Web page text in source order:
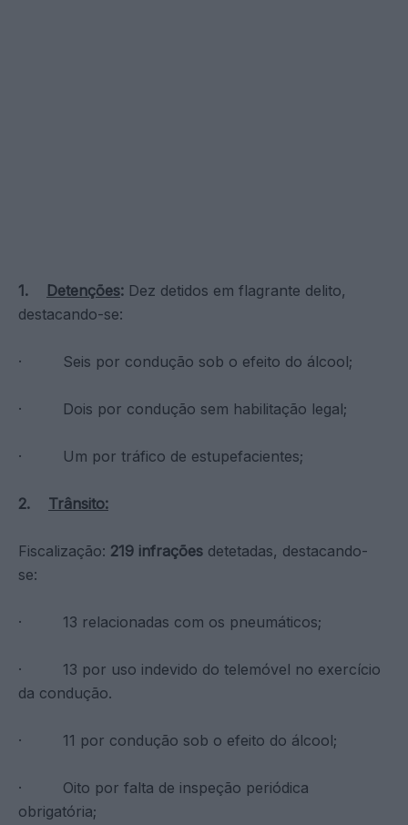
1. Detenções: Dez detidos em flagrante delito,
destacando-se:
· Seis por condução sob o efeito do álcool;
· Dois por condução sem habilitação legal;
· Um por tráfico de estupefacientes;
2. Trânsito:
Fiscalização: 219 infrações detetadas, destacando-
se:
· 13 relacionadas com os pneumáticos;
· 13 por uso indevido do telemóvel no exercício
da condução.
· 11 por condução sob o efeito do álcool;
· Oito por falta de inspeção periódica
obrigatória;